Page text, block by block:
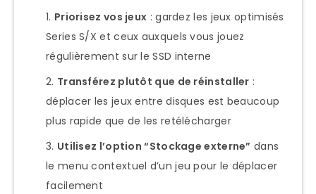
Priorisez vos jeux : gardez les jeux optimisés
Series S/X et ceux auxquels vous jouez
régulièrement sur le SSD interne
Transférez plutôt que de réinstaller :
déplacer les jeux entre disques est beaucoup
plus rapide que de les retélécharger
Utilisez l’option “Stockage externe” dans
le menu contextuel d’un jeu pour le déplacer
facilement